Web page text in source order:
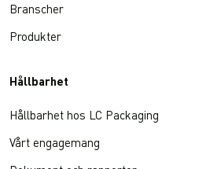
Branscher
Produkter
Hållbarhet
Hållbarhet hos LC Packaging
Vårt engagemang